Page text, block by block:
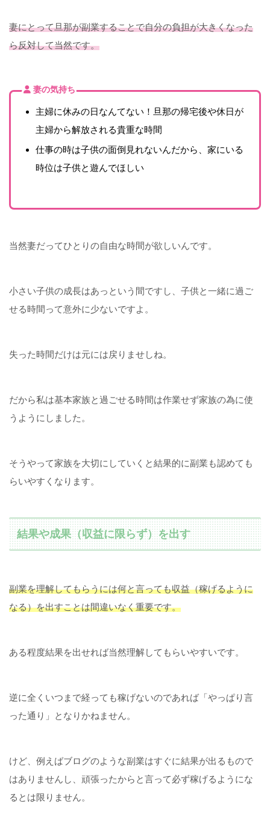
妻にとって旦那が副業することで自分の負担が大きくなった
ら反対して当然です。
妻の気持ち
主婦に休みの日なんてない！旦那の帰宅後や休日が
主婦から解放される貴重な時間
仕事の時は子供の面倒見れないんだから、家にいる
時位は子供と遊んでほしい
当然妻だってひとりの自由な時間が欲しいんです。
小さい子供の成長はあっという間ですし、子供と一緒に過ご
せる時間って意外に少ないですよ。
失った時間だけは元には戻りませしね。
だから私は基本家族と過ごせる時間は作業せず家族の為に使
うようにしました。
そうやって家族を大切にしていくと結果的に副業も認めても
らいやすくなります。
結果や成果（収益に限らず）を出す
副業を理解してもらうには何と言っても収益（稼げるように
なる）を出すことは間違いなく重要です。
ある程度結果を出せれば当然理解してもらいやすいです。
逆に全くいつまで経っても稼げないのであれば「やっぱり言
った通り」となりかねません。
けど、例えばブログのような副業はすぐに結果が出るもので
はありませんし、頑張ったからと言って必ず稼げるようにな
るとは限りません。